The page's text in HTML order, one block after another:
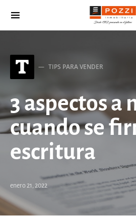
Search for:
T TIPS PARA VENDER
3 aspectos a
cuando se
escritura
enero 21, 2022